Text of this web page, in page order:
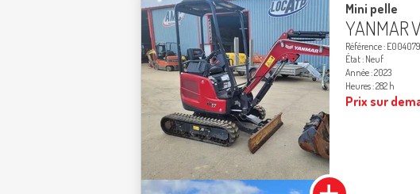
Mini pelle
YANMAR
Référence E004079
État Neuf
Année 2023
Heures 282 h
Prix sur